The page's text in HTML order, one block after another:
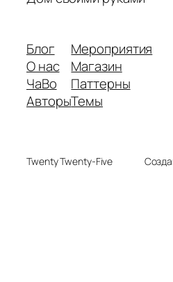
Блог
О нас
ЧаВо
Авторы
Мероприятия
Магазин
Паттерны
Темы
Twenty Twenty-Five